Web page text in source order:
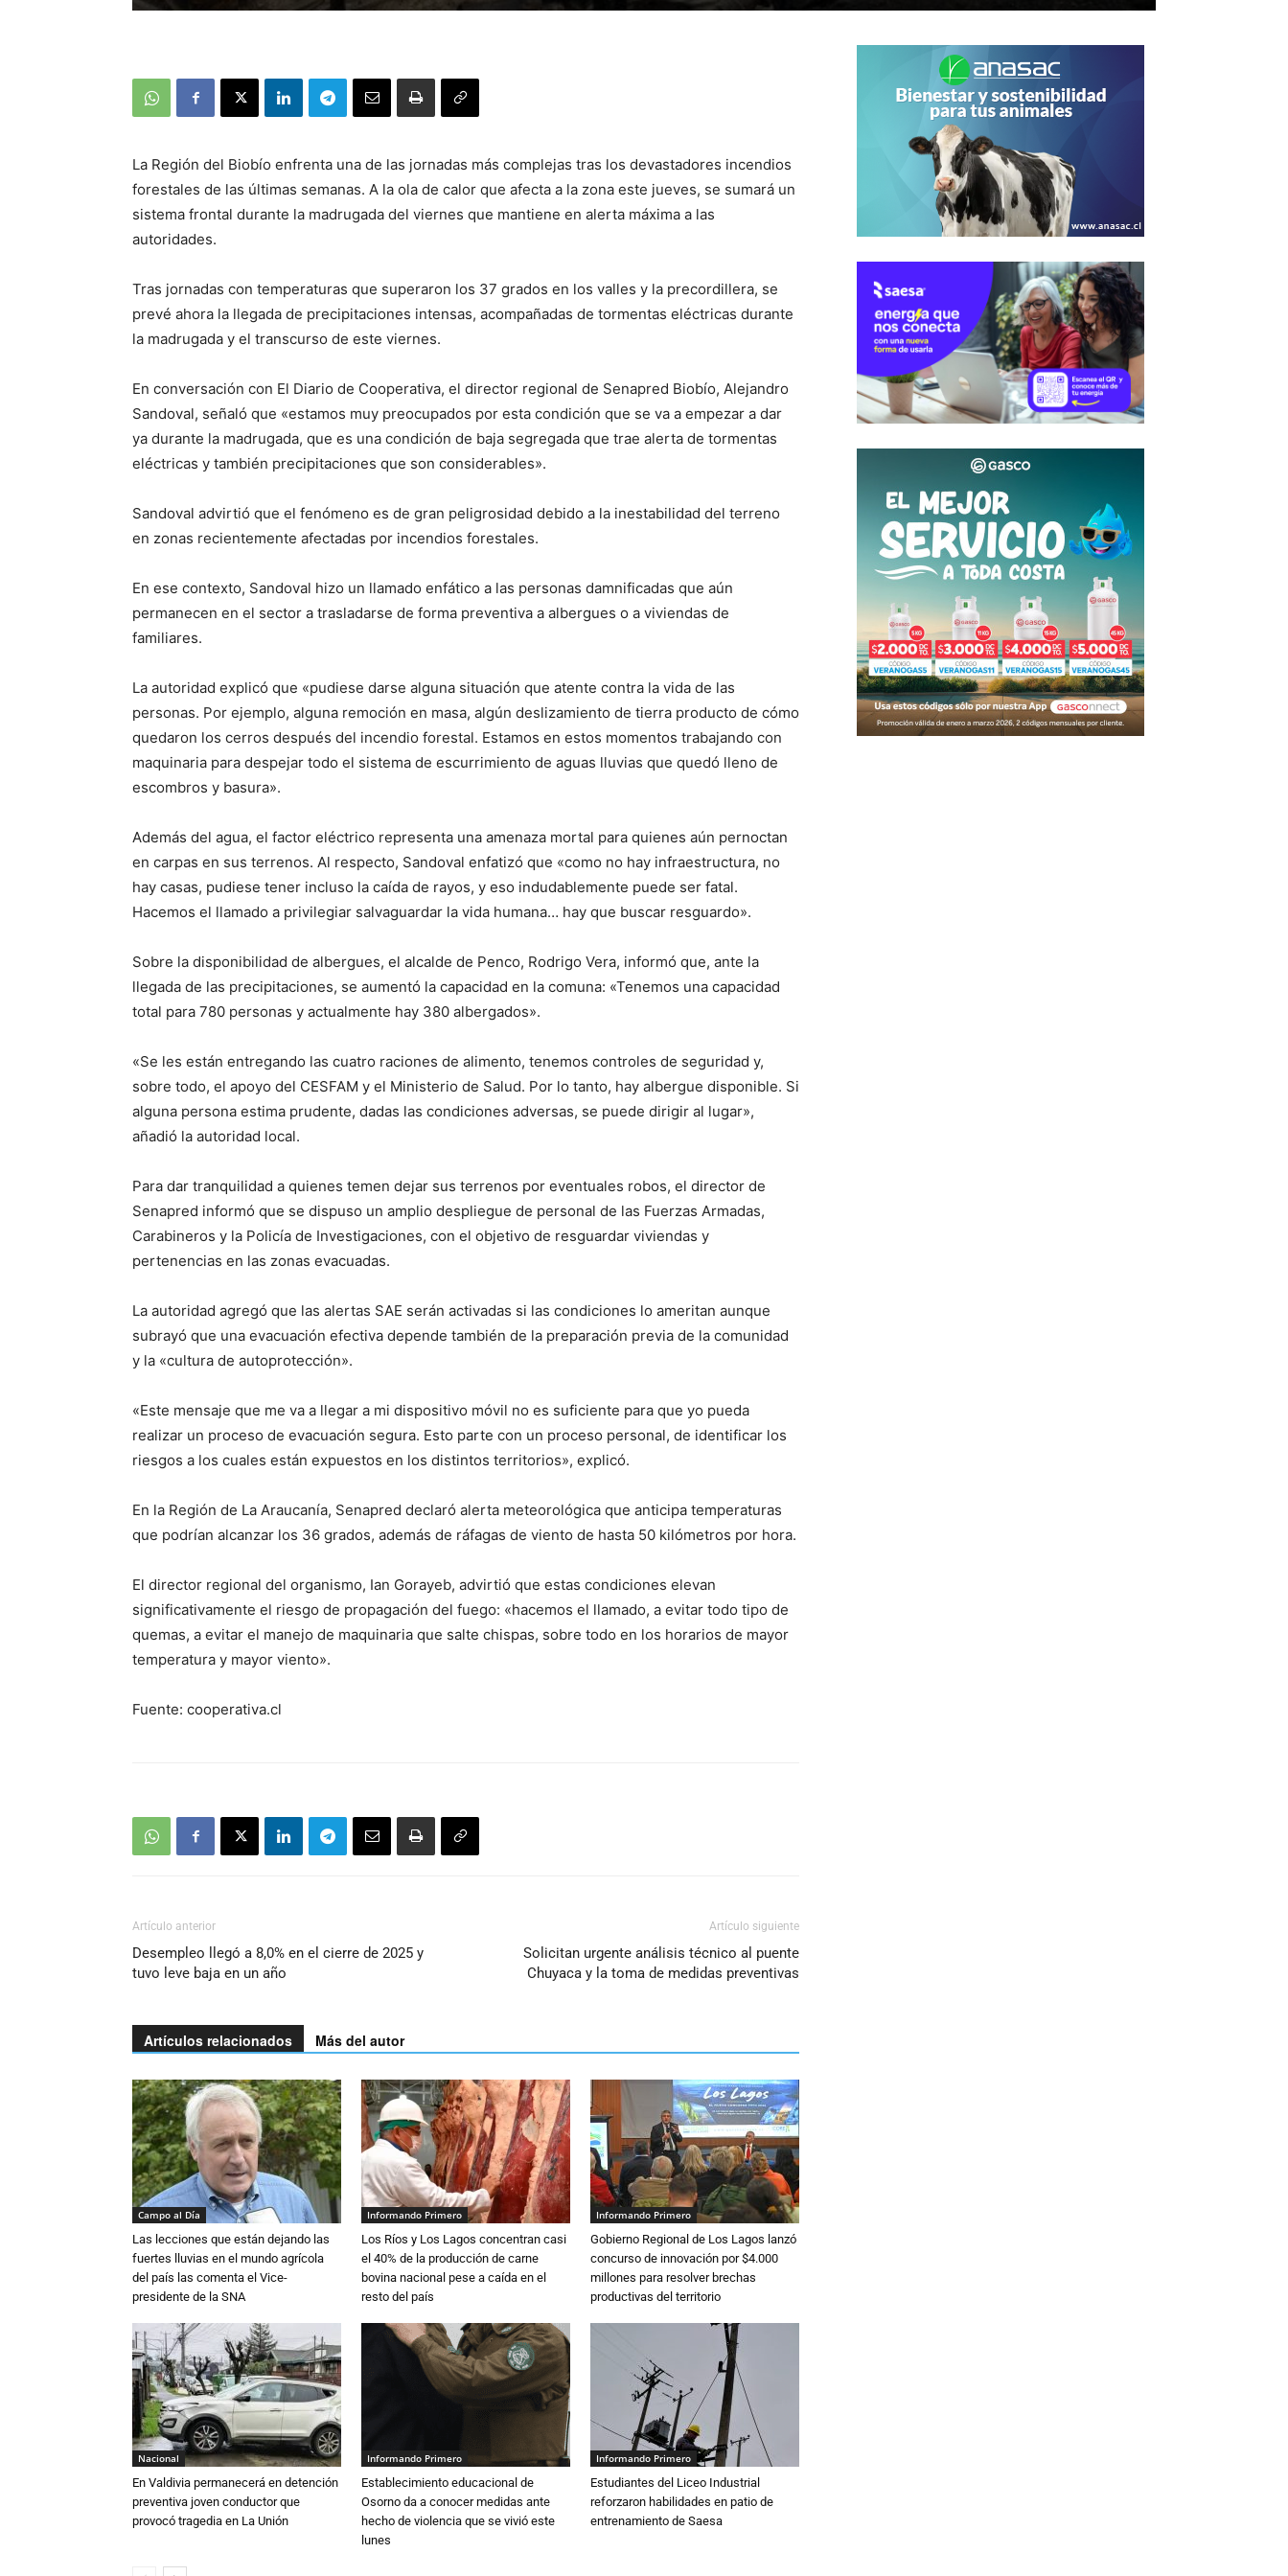
La Región del Biobío enfrenta una de las jornadas más complejas tras los devastadores incendios
forestales de las últimas semanas. A la ola de calor que afecta a la zona este jueves, se sumará un
sistema frontal durante la madrugada del viernes que mantiene en alerta máxima a las
autoridades.
Tras jornadas con temperaturas que superaron los 37 grados en los valles y la precordillera, se
prevé ahora la llegada de precipitaciones intensas, acompañadas de tormentas eléctricas durante
la madrugada y el transcurso de este viernes.
En conversación con El Diario de Cooperativa, el director regional de Senapred Biobío, Alejandro
Sandoval, señaló que «estamos muy preocupados por esta condición que se va a empezar a dar
ya durante la madrugada, que es una condición de baja segregada que trae alerta de tormentas
eléctricas y también precipitaciones que son considerables».
Sandoval advirtió que el fenómeno es de gran peligrosidad debido a la inestabilidad del terreno
en zonas recientemente afectadas por incendios forestales.
En ese contexto, Sandoval hizo un llamado enfático a las personas damnificadas que aún
permanecen en el sector a trasladarse de forma preventiva a albergues o a viviendas de
familiares.
La autoridad explicó que «pudiese darse alguna situación que atente contra la vida de las
personas. Por ejemplo, alguna remoción en masa, algún deslizamiento de tierra producto de cómo
quedaron los cerros después del incendio forestal. Estamos en estos momentos trabajando con
maquinaria para despejar todo el sistema de escurrimiento de aguas lluvias que quedó lleno de
escombros y basura».
Además del agua, el factor eléctrico representa una amenaza mortal para quienes aún pernoctan
en carpas en sus terrenos. Al respecto, Sandoval enfatizó que «como no hay infraestructura, no
hay casas, pudiese tener incluso la caída de rayos, y eso indudablemente puede ser fatal.
Hacemos el llamado a privilegiar salvaguardar la vida humana… hay que buscar resguardo».
Sobre la disponibilidad de albergues, el alcalde de Penco, Rodrigo Vera, informó que, ante la
llegada de las precipitaciones, se aumentó la capacidad en la comuna: «Tenemos una capacidad
total para 780 personas y actualmente hay 380 albergados».
«Se les están entregando las cuatro raciones de alimento, tenemos controles de seguridad y,
sobre todo, el apoyo del CESFAM y el Ministerio de Salud. Por lo tanto, hay albergue disponible. Si
alguna persona estima prudente, dadas las condiciones adversas, se puede dirigir al lugar»,
añadió la autoridad local.
Para dar tranquilidad a quienes temen dejar sus terrenos por eventuales robos, el director de
Senapred informó que se dispuso un amplio despliegue de personal de las Fuerzas Armadas,
Carabineros y la Policía de Investigaciones, con el objetivo de resguardar viviendas y
pertenencias en las zonas evacuadas.
La autoridad agregó que las alertas SAE serán activadas si las condiciones lo ameritan aunque
subrayó que una evacuación efectiva depende también de la preparación previa de la comunidad
y la «cultura de autoprotección».
«Este mensaje que me va a llegar a mi dispositivo móvil no es suficiente para que yo pueda
realizar un proceso de evacuación segura. Esto parte con un proceso personal, de identificar los
riesgos a los cuales están expuestos en los distintos territorios», explicó.
En la Región de La Araucanía, Senapred declaró alerta meteorológica que anticipa temperaturas
que podrían alcanzar los 36 grados, además de ráfagas de viento de hasta 50 kilómetros por hora.
El director regional del organismo, Ian Gorayeb, advirtió que estas condiciones elevan
significativamente el riesgo de propagación del fuego: «hacemos el llamado, a evitar todo tipo de
quemas, a evitar el manejo de maquinaria que salte chispas, sobre todo en los horarios de mayor
temperatura y mayor viento».
Fuente: cooperativa.cl
Artículo anterior
Desempleo llegó a 8,0% en el cierre de 2025 y
tuvo leve baja en un año
Artículo siguiente
Solicitan urgente análisis técnico al puente
Chuyaca y la toma de medidas preventivas
Artículos relacionados Más del autor
Campo al Día
Las lecciones que están dejando las
fuertes lluvias en el mundo agrícola
del país las comenta el Vice-
presidente de la SNA
Informando Primero
Los Ríos y Los Lagos concentran casi
el 40% de la producción de carne
bovina nacional pese a caída en el
resto del país
Informando Primero
Gobierno Regional de Los Lagos lanzó
concurso de innovación por $4.000
millones para resolver brechas
productivas del territorio
Nacional
En Valdivia permanecerá en detención
preventiva joven conductor que
provocó tragedia en La Unión
Informando Primero
Establecimiento educacional de
Osorno da a conocer medidas ante
hecho de violencia que se vivió este
lunes
Informando Primero
Estudiantes del Liceo Industrial
reforzaron habilidades en patio de
entrenamiento de Saesa